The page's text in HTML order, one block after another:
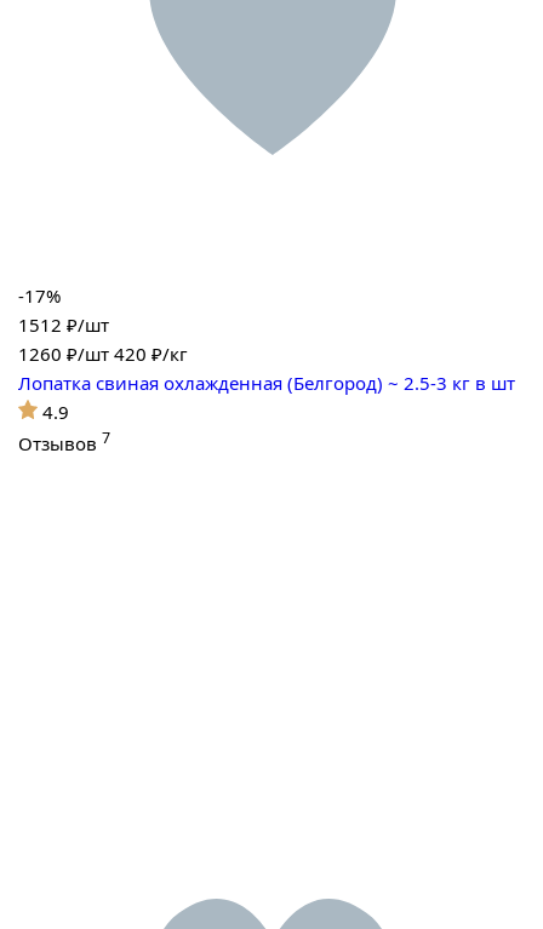
-17%
1512 ₽/шт
1260 ₽/шт 420 ₽/кг
Лопатка свиная охлажденная (Белгород) ~ 2.5-3 кг в шт
4.9
Отзывов 7